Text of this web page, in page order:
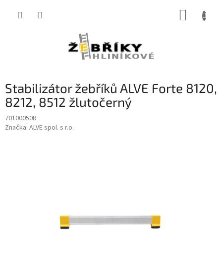
Stabilizátor žebříků ALVE Forte 8120,
8212, 8512 žlutočerný
70100050R
Značka: ALVE spol. s r.o.